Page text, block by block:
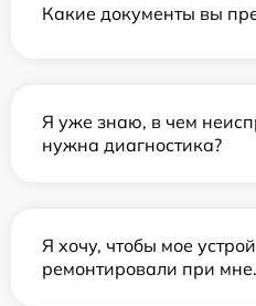
Какие документы вы
Я уже знаю, в чем
нужна диагностика?
Я хочу, чтобы мое
ремонтировали при мне.